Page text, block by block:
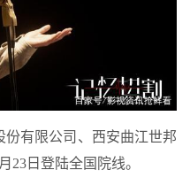
份有限公司、西安曲江世邦
23日登陆全国院线。